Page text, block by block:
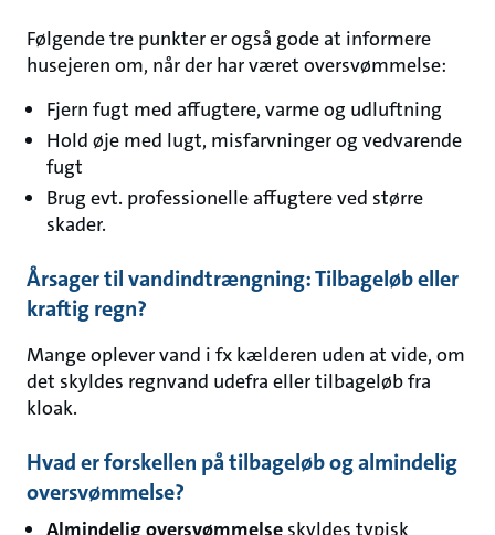
Følgende tre punkter er også gode at informere
husejeren om, når der har været oversvømmelse:
Fjern fugt med affugtere, varme og udluftning
Hold øje med lugt, misfarvninger og vedvarende
fugt
Brug evt. professionelle affugtere ved større
skader.
Årsager til vandindtrængning: Tilbageløb eller
kraftig regn?
Mange oplever vand i fx kælderen uden at vide, om
det skyldes regnvand udefra eller tilbageløb fra
kloak.
Hvad er forskellen på tilbageløb og almindelig
oversvømmelse?
Almindelig oversvømmelse skyldes typisk